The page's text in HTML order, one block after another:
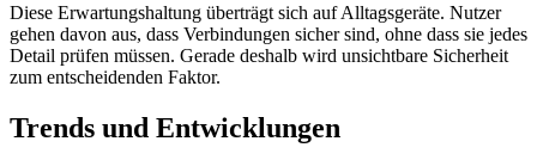
Diese Erwartungshaltung überträgt sich auf Alltagsgeräte. Nutzer
gehen davon aus, dass Verbindungen sicher sind, ohne dass sie jedes
Detail prüfen müssen. Gerade deshalb wird unsichtbare Sicherheit
zum entscheidenden Faktor.
Trends und Entwicklungen